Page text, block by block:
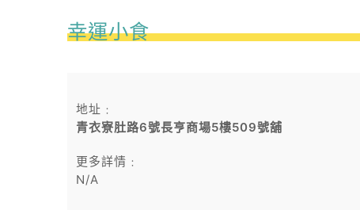
幸運小食
地址﹕
青衣寮肚路6號長亨商場5樓509號舖
更多詳情﹕
N/A